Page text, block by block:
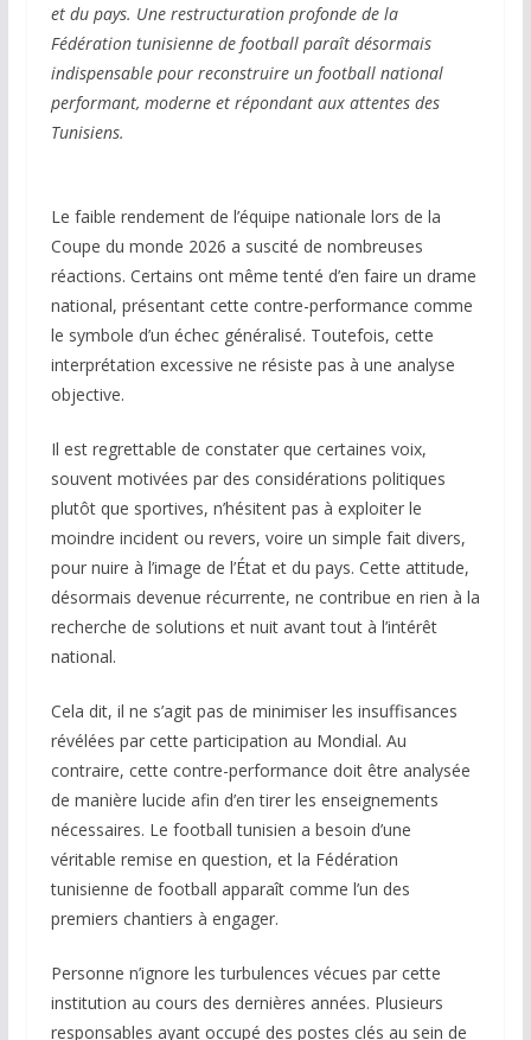
et du pays. Une restructuration profonde de la
Fédération tunisienne de football paraît désormais
indispensable pour reconstruire un football national
performant, moderne et répondant aux attentes des
Tunisiens.
Le faible rendement de l’équipe nationale lors de la
Coupe du monde 2026 a suscité de nombreuses
réactions. Certains ont même tenté d’en faire un drame
national, présentant cette contre-performance comme
le symbole d’un échec généralisé. Toutefois, cette
interprétation excessive ne résiste pas à une analyse
objective.
Il est regrettable de constater que certaines voix,
souvent motivées par des considérations politiques
plutôt que sportives, n’hésitent pas à exploiter le
moindre incident ou revers, voire un simple fait divers,
pour nuire à l’image de l’État et du pays. Cette attitude,
désormais devenue récurrente, ne contribue en rien à la
recherche de solutions et nuit avant tout à l’intérêt
national.
Cela dit, il ne s’agit pas de minimiser les insuffisances
révélées par cette participation au Mondial. Au
contraire, cette contre-performance doit être analysée
de manière lucide afin d’en tirer les enseignements
nécessaires. Le football tunisien a besoin d’une
véritable remise en question, et la Fédération
tunisienne de football apparaît comme l’un des
premiers chantiers à engager.
Personne n’ignore les turbulences vécues par cette
institution au cours des dernières années. Plusieurs
responsables ayant occupé des postes clés au sein de